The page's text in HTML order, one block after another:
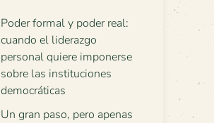
Poder formal y poder real:
cuando el liderazgo
personal quiere imponerse
sobre las instituciones
democráticas
Un gran paso, pero apenas